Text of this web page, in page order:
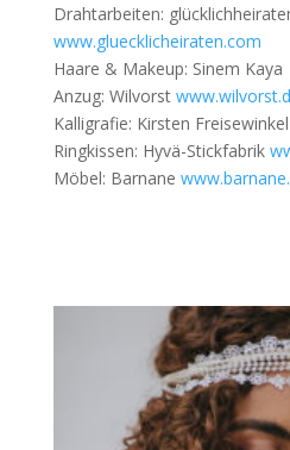
Drahtarbeiten:
www.gluecklicheiraten.com
Haare & Makeup: Sinem Kaya
Anzug: Wilvorst
Kalligrafie: Kirsten Freisewinkel
Ringkissen: Hyvä-Stickfabrik
Möbel: Barnane